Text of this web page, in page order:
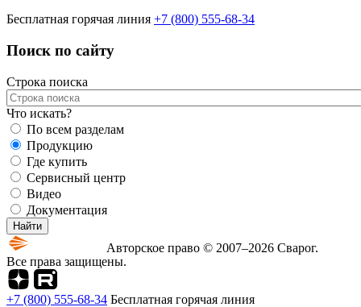
Бесплатная горячая линия +7 (800) 555-68-34
Поиск по сайту
Строка поиска
Что искать?
По всем разделам
Продукцию
Где купить
Сервисный центр
Видео
Документация
Авторское право © 2007–2026 Сварог.
Все права защищены.
+7 (800) 555-68-34 Бесплатная горячая линия